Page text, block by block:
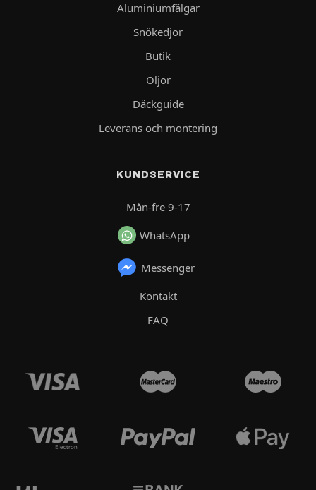
Aluminiumfälgar
Snökedjor
Butik
Oljor
Däckguide
Leverans och montering
KUNDSERVICE
Mån-fre 9-17
WhatsApp
Messenger
Kontakt
FAQ